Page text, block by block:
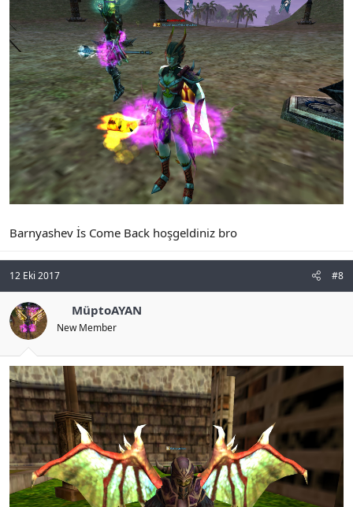
Barnyashev İs Come Back hoşgeldiniz bro
12 Eki 2017 #8
MüptoAYAN
New Member